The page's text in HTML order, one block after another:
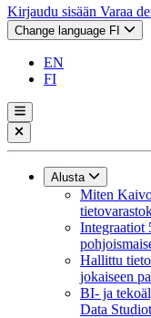
Kirjaudu sisään Varaa
Change language FI
EN
FI
Alusta
Miten
Integraatiot
Hallittu
jokaiseen
BI- ja
Data